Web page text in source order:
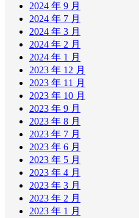
2024 年 9 月
2024 年 7 月
2024 年 3 月
2024 年 2 月
2024 年 1 月
2023 年 12 月
2023 年 11 月
2023 年 10 月
2023 年 9 月
2023 年 8 月
2023 年 7 月
2023 年 6 月
2023 年 5 月
2023 年 4 月
2023 年 3 月
2023 年 2 月
2023 年 1 月